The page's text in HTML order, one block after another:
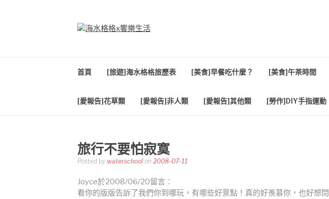
首頁 [旅遊]海水格格旅歷表 [美食]早餐吃什麼？ [美食]午茶時間
[愛報告]花草類 [愛報告]非人類 [愛報告]其他類 [勞作]DIY手指運動
旅行不要怕寂寞
Posted by waterschool on 2008-07-11
Joyce於2008/06/20留言：
看你的版版告訴了我們你到哪玩，有哪些好景點！真的好羨慕你，也好想